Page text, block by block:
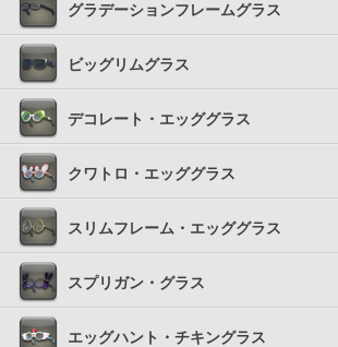
グラデーションフレームグラス
ビッグリムグラス
デコレート・エッググラス
クワトロ・エッググラス
スリムフレーム・エッググラス
スプリガン・グラス
エッグハント・チキングラス